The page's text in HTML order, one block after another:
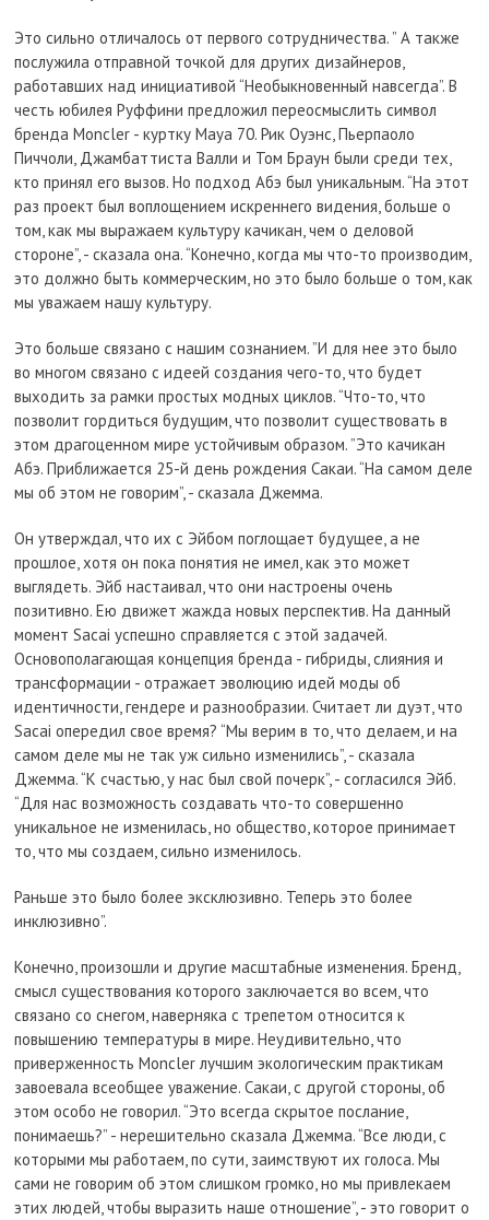
Это сильно отличалось от первого сотрудничества. ” А также
послужила отправной точкой для других дизайнеров,
работавших над инициативой “Необыкновенный навсегда”. В
честь юбилея Руффини предложил переосмыслить символ
бренда Moncler - куртку Maya 70. Рик Оуэнс, Пьерпаоло
Пиччоли, Джамбаттиста Валли и Том Браун были среди тех,
кто принял его вызов. Но подход Абэ был уникальным. “На этот
раз проект был воплощением искреннего видения, больше о
том, как мы выражаем культуру качикан, чем о деловой
стороне”, - сказала она. “Конечно, когда мы что-то производим,
это должно быть коммерческим, но это было больше о том, как
мы уважаем нашу культуру.
Это больше связано с нашим сознанием. ”И для нее это было
во многом связано с идеей создания чего-то, что будет
выходить за рамки простых модных циклов. “Что-то, что
позволит гордиться будущим, что позволит существовать в
этом драгоценном мире устойчивым образом. ”Это качикан
Абэ. Приближается 25-й день рождения Сакаи. “На самом деле
мы об этом не говорим”, - сказала Джемма.
Он утверждал, что их с Эйбом поглощает будущее, а не
прошлое, хотя он пока понятия не имел, как это может
выглядеть. Эйб настаивал, что они настроены очень
позитивно. Ею движет жажда новых перспектив. На данный
момент Sacai успешно справляется с этой задачей.
Основополагающая концепция бренда - гибриды, слияния и
трансформации - отражает эволюцию идей моды об
идентичности, гендере и разнообразии. Считает ли дуэт, что
Sacai опередил свое время? “Мы верим в то, что делаем, и на
самом деле мы не так уж сильно изменились”, - сказала
Джемма. “К счастью, у нас был свой почерк”, - согласился Эйб.
“Для нас возможность создавать что-то совершенно
уникальное не изменилась, но общество, которое принимает
то, что мы создаем, сильно изменилось.
Раньше это было более эксклюзивно. Теперь это более
инклюзивно”.
Конечно, произошли и другие масштабные изменения. Бренд,
смысл существования которого заключается во всем, что
связано со снегом, наверняка с трепетом относится к
повышению температуры в мире. Неудивительно, что
приверженность Moncler лучшим экологическим практикам
завоевала всеобщее уважение. Сакаи, с другой стороны, об
этом особо не говорил. “Это всегда скрытое послание,
понимаешь?” - нерешительно сказала Джемма. “Все люди, с
которыми мы работаем, по сути, заимствуют их голоса. Мы
сами не говорим об этом слишком громко, но мы привлекаем
этих людей, чтобы выразить наше отношение”, - это говорит о